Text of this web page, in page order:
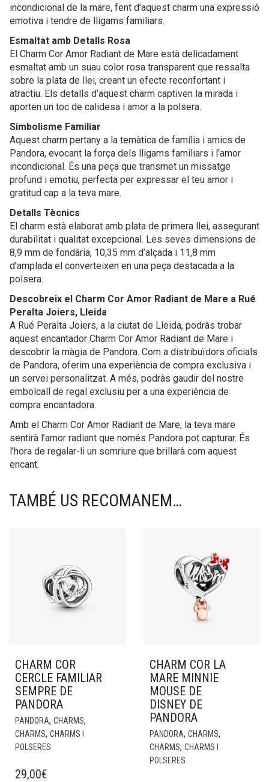
incondicional de la mare, fent d’aquest charm una expressió
emotiva i tendre de lligams familiars.
Esmaltat amb Detalls Rosa
El Charm Cor Amor Radiant de Mare està delicadament
esmaltat amb un suau color rosa transparent que ressalta
sobre la plata de llei, creant un efecte reconfortant i
atractiu. Els detalls d’aquest charm captiven la mirada i
aporten un toc de calidesa i amor a la polsera.
Simbolisme Familiar
Aquest charm pertany a la temàtica de família i amics de
Pandora, evocant la força dels lligams familiars i l’amor
incondicional. És una peça que transmet un missatge
profund i emotiu, perfecta per expressar el teu amor i
gratitud cap a la teva mare.
Detalls Tècnics
El charm està elaborat amb plata de primera llei, assegurant
durabilitat i qualitat excepcional. Les seves dimensions de
8,9 mm de fondària, 10,35 mm d’alçada i 11,8 mm
d’amplada el converteixen en una peça destacada a la
polsera.
Descobreix el Charm Cor Amor Radiant de Mare a Rué
Peralta Joiers, Lleida
A Rué Peralta Joiers, a la ciutat de Lleida, podràs trobar
aquest encantador Charm Cor Amor Radiant de Mare i
descobrir la màgia de Pandora. Com a distribuïdors oficials
de Pandora, oferim una experiència de compra exclusiva i
un servei personalitzat. A més, podràs gaudir del nostre
embolcall de regal exclusiu per a una experiència de
compra encantadora.
Amb el Charm Cor Amor Radiant de Mare, la teva mare
sentirà l’amor radiant que només Pandora pot capturar. És
l’hora de regalar-li un somriure que brillarà com aquest
encant.
TAMBÉ US RECOMANEM…
CHARM COR
CERCLE FAMILIAR
SEMPRE DE
PANDORA
PANDORA, CHARMS,
CHARMS, CHARMS I
POLSERES
29,00€
CHARM COR LA
MARE MINNIE
MOUSE DE
DISNEY DE
PANDORA
PANDORA, CHARMS,
CHARMS, CHARMS I
POLSERES